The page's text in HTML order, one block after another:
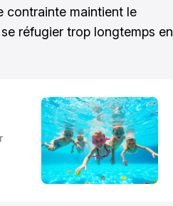
contrainte maintient le
réfugier trop longtemps en